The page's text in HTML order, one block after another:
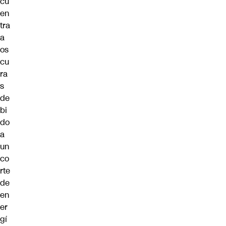
en
tra
a
os
cu
ra
s
de
bi
do
a
un
co
rte
de
en
er
gí